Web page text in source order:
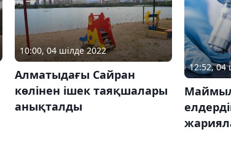
10:00, 04 шілде 2022
Алматыдағы Сайран
көлінен ішек таяқшалары
анықталды
12:52, 04